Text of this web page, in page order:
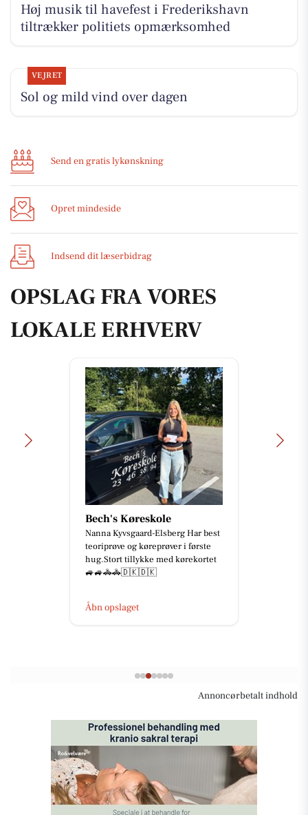
Høj musik til havefest i Frederikshavn
tiltrækker politiets opmærksomhed
VEJRET
Sol og mild vind over dagen
Send en gratis lykønskning
Opret mindeside
Indsend dit læserbidrag
OPSLAG FRA VORES
LOKALE ERHVERV
Bech's Køreskole
Nanna Kyvsgaard-Elsberg Har best
teoriprøve og køreprøver i første
hug.Stort tillykke med kørekortet
🚙🚙🚓🚓🇩🇰🇩🇰
Åbn opslaget
Annoncørbetalt indhold